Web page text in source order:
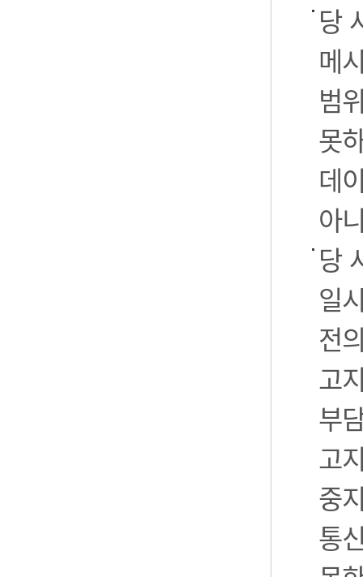
당
메
범
못
데
아
당
일
전
고
부
고
중
통